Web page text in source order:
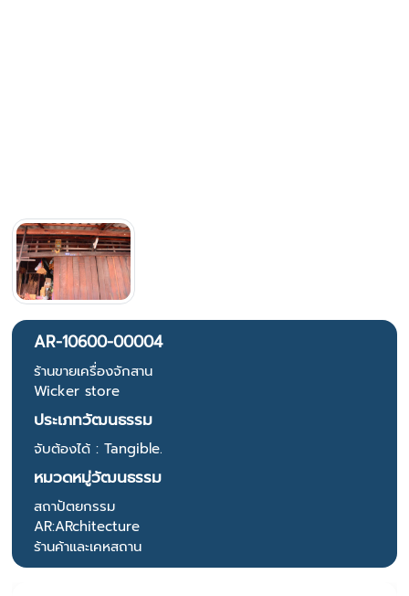
AR-10600-00004
ร้านขายเครื่องจักสาน
Wicker store
ประเภทวัฒนธรรม
จับต้องได้ : Tangible.
หมวดหมู่วัฒนธรรม
สถาปัตยกรรม
AR:ARchitecture
ร้านค้าและเคหสถาน